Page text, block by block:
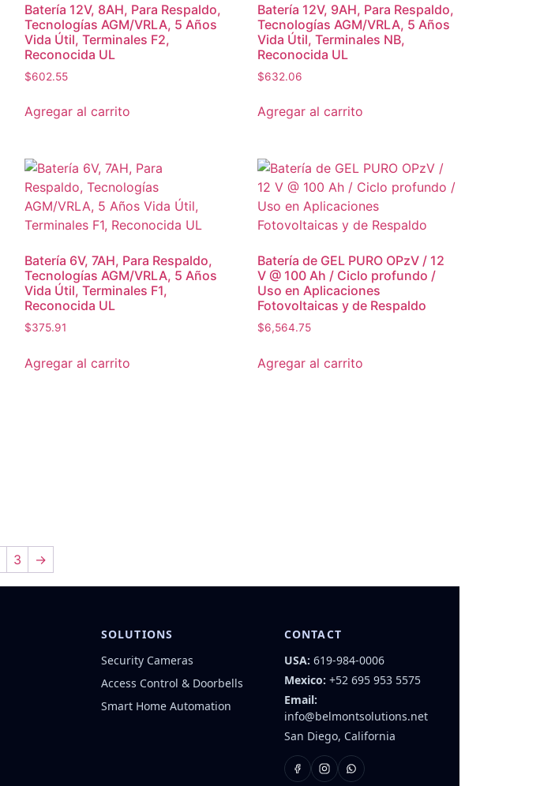
Batería 12V, 8AH, Para Respaldo,
Tecnologías AGM/VRLA, 5 Años
Vida Útil, Terminales F2,
Reconocida UL
$602.55
Agregar al carrito
Batería 12V, 9AH, Para Respaldo,
Tecnologías AGM/VRLA, 5 Años
Vida Útil, Terminales NB,
Reconocida UL
$632.06
Agregar al carrito
Batería 6V, 7AH, Para Respaldo,
Tecnologías AGM/VRLA, 5 Años
Vida Útil, Terminales F1,
Reconocida UL
$375.91
Agregar al carrito
Batería de GEL PURO OPzV / 12
V @ 100 Ah / Ciclo profundo /
Uso en Aplicaciones
Fotovoltaicas y de Respaldo
$6,564.75
Agregar al carrito
3 →
SOLUTIONS
Security Cameras
Access Control & Doorbells
Smart Home Automation
CONTACT
USA: 619-984-0006
Mexico: +52 695 953 5575
Email:
info@belmontsolutions.net
San Diego, California